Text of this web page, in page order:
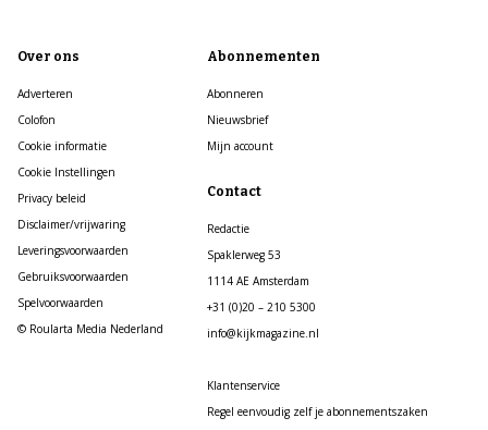
Over ons
Adverteren
Colofon
Cookie informatie
Cookie Instellingen
Privacy beleid
Disclaimer/vrijwaring
Leveringsvoorwaarden
Gebruiksvoorwaarden
Spelvoorwaarden
© Roularta Media Nederland
Abonnementen
Abonneren
Nieuwsbrief
Mijn account
Contact
Redactie
Spaklerweg 53
1114 AE Amsterdam
+31 (0)20 – 210 5300
info@kijkmagazine.nl
Klantenservice
Regel eenvoudig zelf je abonnementszaken